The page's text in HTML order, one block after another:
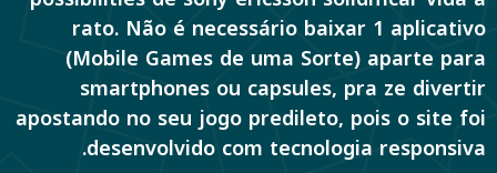
rato. Não é necessário baixar 1 aplicativo
(Mobile Games de uma Sorte) aparte para
smartphones ou capsules, pra ze divertir
apostando no seu jogo predileto, pois o site foi
desenvolvido com tecnologia responsiva.